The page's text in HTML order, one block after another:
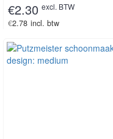
€2.30 excl. BTW
€2.78 incl. btw